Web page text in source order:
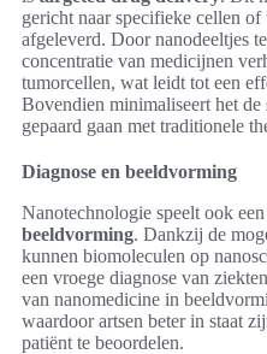
gericht naar specifieke cellen
afgeleverd. Door nanodeeltjes
concentratie van medicijnen
tumorcellen, wat leidt tot een
Bovendien minimaliseert het
gepaard gaan met traditionele
Diagnose en beeldvorming
Nanotechnologie speelt ook
beeldvorming. Dankzij de
kunnen biomoleculen op
een vroege diagnose van
van nanomedicine in
waardoor artsen beter in staat
patiënt te beoordelen.